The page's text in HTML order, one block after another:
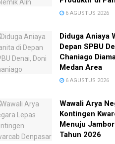
6 AGUSTUS 2026
Diduga Aniaya
Depan SPBU
Chaniago
Medan Area
6 AGUSTUS 2026
Wawali Arya
Kontingen
Menuju
Tahun 2026